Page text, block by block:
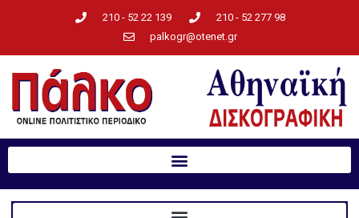
210 - 52 22 139
210 - 52 277 98
palkogr@otenet.gr